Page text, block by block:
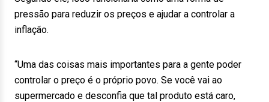
pressão para reduzir os preços e ajudar a controlar a
inflação.
“Uma das coisas mais importantes para a gente poder
controlar o preço é o próprio povo. Se você vai ao
supermercado e desconfia que tal produto está caro,